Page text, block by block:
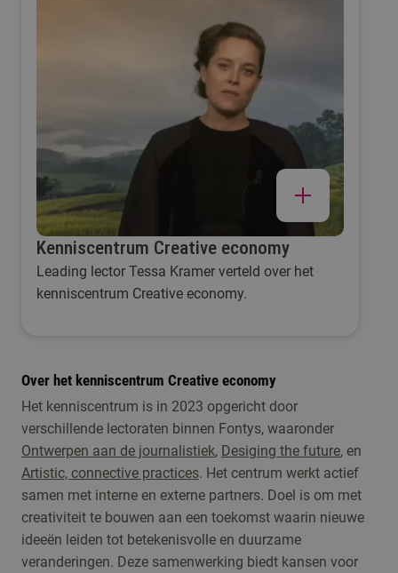
Kenniscentrum Creative economy
Leading lector Tessa Kramer verteld over het
kenniscentrum Creative economy.
Over het kenniscentrum Creative economy
Het kenniscentrum is in 2023 opgericht door
verschillende lectoraten binnen Fontys, waaronder
Ontwerpen aan de journalistiek, Desiging the future, en
Artistic, connective practices. Het centrum werkt actief
samen met interne en externe partners. Doel is om met
creativiteit te bouwen aan een toekomst waarin nieuwe
ideeën leiden tot betekenisvolle en duurzame
veranderingen. Deze samenwerking biedt kansen voor